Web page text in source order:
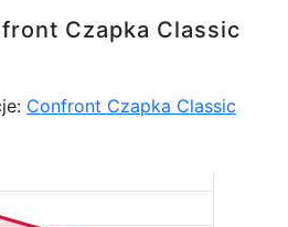
Czapka Classic
Confront Czapka Classic